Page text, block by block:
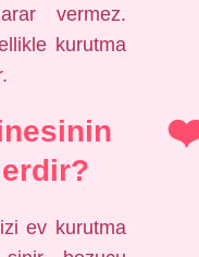
vermez.
kurutma
ev kurutma